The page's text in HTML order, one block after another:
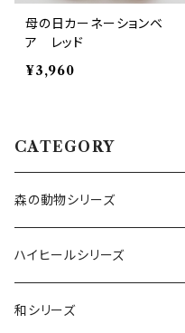
母の日カーネーションベ
ア レッド
¥3,960
CATEGORY
森の動物シリーズ
とり
ブルー
うさぎ
ハイヒールシリーズ
カスミソウ
和シリーズ